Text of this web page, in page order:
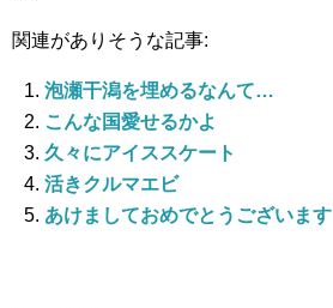
関連がありそうな記事:
泡瀬干潟を埋めるなんて…
こんな国愛せるかよ
久々にアイススケート
活きクルマエビ
あけましておめでとうございます